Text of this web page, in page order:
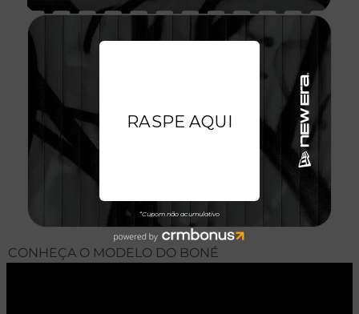
AVALIAÇÕES DO PRODUTO
08/01/2026
CONHEÇA O MODELO DO BONÉ